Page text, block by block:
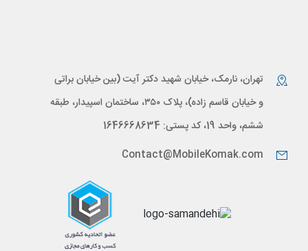
تهران، نارمک، خیابان شهید دکتر آیت (بین خیابان براتی
و خیابان قاسم زاده)، پلاک ۳۵۰، ساختمان اسپیدار، طبقه
ششم، واحد 19، کد پستی: 1646668634
Contact@MobileKomak.com